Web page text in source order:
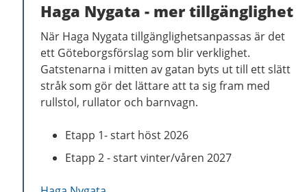
Haga Nygata - mer tillgänglighet
När Haga Nygata tillgänglighetsanpassas är det
ett Göteborgsförslag som blir verklighet.
Gatstenarna i mitten av gatan byts ut till ett slätt
stråk som gör det lättare att ta sig fram med
rullstol, rullator och barnvagn.
Etapp 1- start höst 2026
Etapp 2 - start vinter/våren 2027